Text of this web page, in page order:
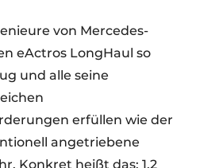
von Mercedes-
eActros LongHaul so
und alle seine
erfüllen wie der
angetriebene
Konkret heißt das: 1,2